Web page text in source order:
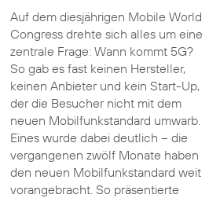
Auf dem diesjährigen Mobile World
Congress drehte sich alles um eine
zentrale Frage: Wann kommt 5G?
So gab es fast keinen Hersteller,
keinen Anbieter und kein Start-Up,
der die Besucher nicht mit dem
neuen Mobilfunkstandard umwarb.
Eines wurde dabei deutlich – die
vergangenen zwölf Monate haben
den neuen Mobilfunkstandard weit
vorangebracht. So präsentierte